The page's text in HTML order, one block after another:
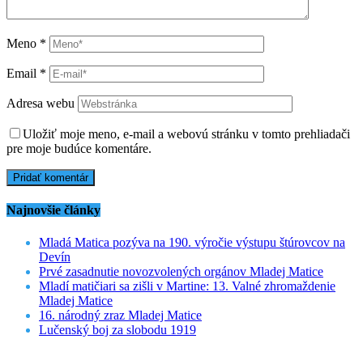
Meno *
Email *
Adresa webu
Uložiť moje meno, e-mail a webovú stránku v tomto prehliadači
pre moje budúce komentáre.
Najnovšie články
Mladá Matica pozýva na 190. výročie výstupu štúrovcov na
Devín
Prvé zasadnutie novozvolených orgánov Mladej Matice
Mladí matičiari sa zišli v Martine: 13. Valné zhromaždenie
Mladej Matice
16. národný zraz Mladej Matice
Lučenský boj za slobodu 1919